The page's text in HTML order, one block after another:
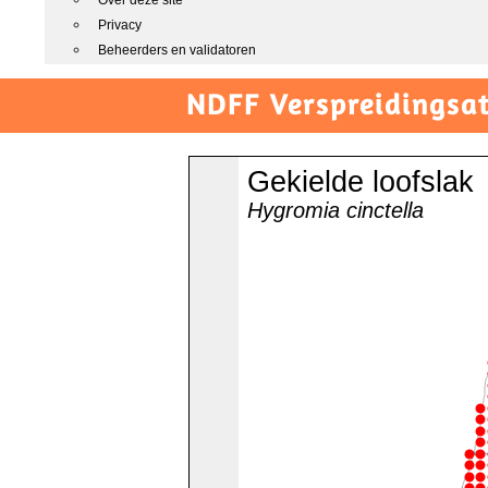
Privacy
Beheerders en validatoren
NDFF